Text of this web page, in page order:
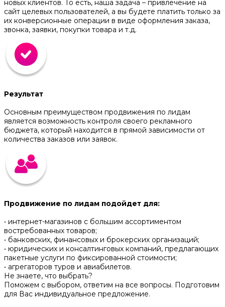
новых клиентов. То есть, наша задача – привлечение на
сайт целевых пользователей, а вы будете платить только за
их конверсионные операции в виде оформления заказа,
звонка, заявки, покупки товара и т.д.
Результат
Основным преимуществом продвижения по лидам
является возможность контроля своего рекламного
бюджета, который находится в прямой зависимости от
количества заказов или заявок.
Продвижение по лидам подойдет для:
• интернет-магазинов с большим ассортиментом
востребованных товаров;
• банковских, финансовых и брокерских организаций;
• юридических и консалтинговых компаний, предлагающих
пакетные услуги по фиксированной стоимости;
• агрегаторов туров и авиабилетов.
Не знаете, что выбрать?
Поможем с выбором, ответим на все вопросы. Подготовим
для Вас индивидуальное предложение.